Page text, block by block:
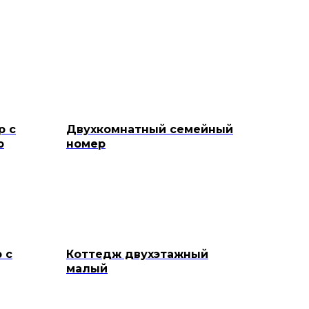
с
Двухкомнатный семейный
номер
с
Коттедж двухэтажный
малый